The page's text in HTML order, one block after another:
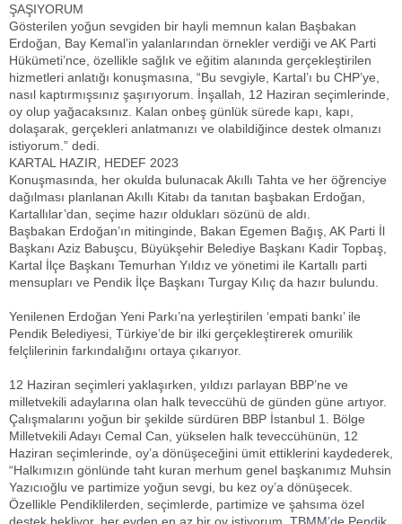
ŞAŞIYORUM
Gösterilen yoğun sevgiden bir hayli memnun kalan Başbakan
Erdoğan, Bay Kemal’in yalanlarından örnekler verdiği ve AK Parti
Hükümeti’nce, özellikle sağlık ve eğitim alanında gerçekleştirilen
hizmetleri anlatığı konuşmasına, “Bu sevgiyle, Kartal’ı bu CHP’ye,
nasıl kaptırmışsınız şaşırıyorum. İnşallah, 12 Haziran seçimlerinde,
oy olup yağacaksınız. Kalan onbeş günlük sürede kapı, kapı,
dolaşarak, gerçekleri anlatmanızı ve olabildiğince destek olmanızı
istiyorum.” dedi.
KARTAL HAZIR, HEDEF 2023
Konuşmasında, her okulda bulunacak Akıllı Tahta ve her öğrenciye
dağılması planlanan Akıllı Kitabı da tanıtan başbakan Erdoğan,
Kartallılar’dan, seçime hazır oldukları sözünü de aldı.
Başbakan Erdoğan’ın mitinginde, Bakan Egemen Bağış, AK Parti İl
Başkanı Aziz Babuşcu, Büyükşehir Belediye Başkanı Kadir Topbaş,
Kartal İlçe Başkanı Temurhan Yıldız ve yönetimi ile Kartallı parti
mensupları ve Pendik İlçe Başkanı Turgay Kılıç da hazır bulundu.
Yenilenen Erdoğan Yeni Parkı’na yerleştirilen ‘empati bankı’ ile
Pendik Belediyesi, Türkiye’de bir ilki gerçekleştirerek omurilik
felçlilerinin farkındalığını ortaya çıkarıyor.
12 Haziran seçimleri yaklaşırken, yıldızı parlayan BBP’ne ve
milletvekili adaylarına olan halk teveccühü de günden güne artıyor.
Çalışmalarını yoğun bir şekilde sürdüren BBP İstanbul 1. Bölge
Milletvekili Adayı Cemal Can, yükselen halk teveccühünün, 12
Haziran seçimlerinde, oy’a dönüşeceğini ümit ettiklerini kaydederek,
“Halkımızın gönlünde taht kuran merhum genel başkanımız Muhsin
Yazıcıoğlu ve partimize yoğun sevgi, bu kez oy’a dönüşecek.
Özellikle Pendiklilerden, seçimlerde, partimize ve şahsıma özel